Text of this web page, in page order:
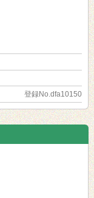
登録No.dfa10150